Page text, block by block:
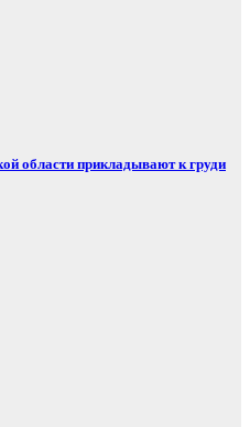
области прикладывают к груди